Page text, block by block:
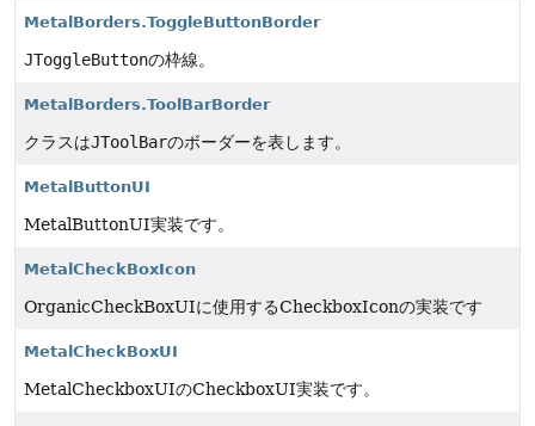
MetalBorders.ToggleButtonBorder
JToggleButtonの枠線。
MetalBorders.ToolBarBorder
クラスはJToolBarのボーダーを表します。
MetalButtonUI
MetalButtonUI実装です。
MetalCheckBoxIcon
OrganicCheckBoxUIに使用するCheckboxIconの実装です
MetalCheckBoxUI
MetalCheckboxUIのCheckboxUI実装です。